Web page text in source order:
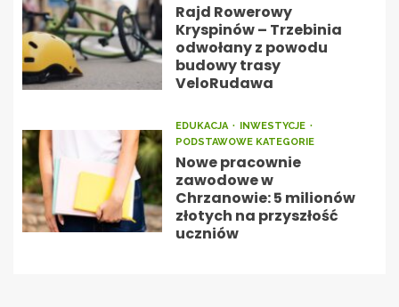
Rajd Rowerowy
Kryspinów – Trzebinia
odwołany z powodu
budowy trasy
VeloRudawa
EDUKACJA
INWESTYCJE
PODSTAWOWE KATEGORIE
Nowe pracownie
zawodowe w
Chrzanowie: 5 milionów
złotych na przyszłość
uczniów